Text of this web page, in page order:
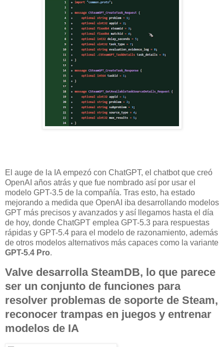
El auge de la IA empezó con ChatGPT, el chatbot que creó
OpenAI años atrás y que fue nombrado así por usar el
modelo GPT-3.5 de la compañía. Tras esto, ha estado
mejorando a medida que OpenAI iba desarrollando modelos
GPT más precisos y avanzados y así llegamos hasta el día
de hoy, donde ChatGPT emplea GPT-5.3 para respuestas
rápidas y GPT-5.4 para el modelo de razonamiento, además
de otros modelos alternativos más capaces como la variante
GPT-5.4 Pro.
Valve desarrolla SteamDB, lo que parece
ser un conjunto de funciones para
resolver problemas de soporte de Steam,
reconocer trampas en juegos y entrenar
modelos de IA